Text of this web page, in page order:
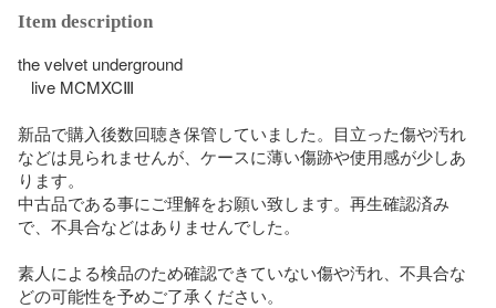
Item description
the velvet underground
新品で購入後数回聴き保管していました。目立った傷や汚れ
などは見られませんが、ケースに薄い傷跡や使用感が少しあ
ります。
中古品である事にご理解をお願い致します。再生確認済み
で、不具合などはありませんでした。
素人による検品のため確認できていない傷や汚れ、不具合な
どの可能性を予めご了承ください。